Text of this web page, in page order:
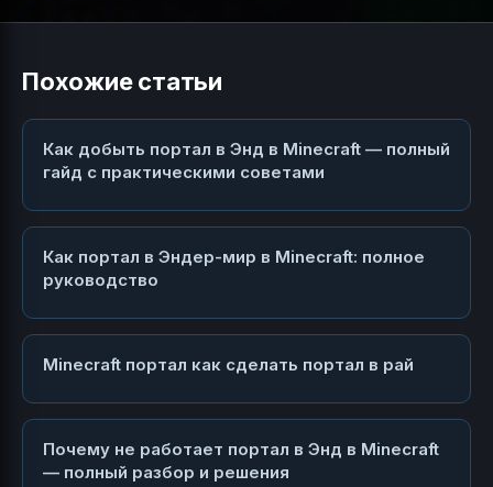
Похожие статьи
Как добыть портал в Энд в Minecraft — полный
гайд с практическими советами
Как портал в Эндер-мир в Minecraft: полное
руководство
Minecraft портал как сделать портал в рай
Почему не работает портал в Энд в Minecraft
— полный разбор и решения